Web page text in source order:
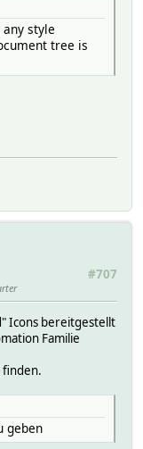
style
tree is
#707
Icons bereitgestellt
Familie
finden.
geben